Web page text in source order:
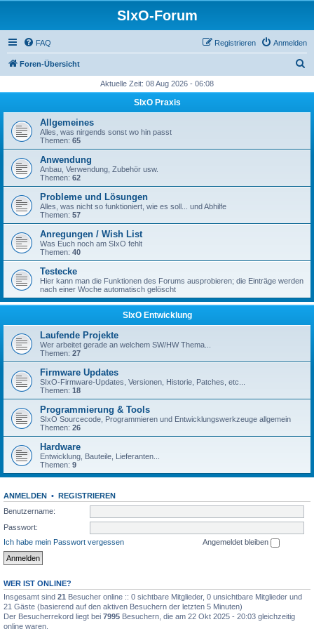
SIxO-Forum
FAQ Anmelden
Registrieren
Foren-Übersicht
h
Aktuelle Zeit: 08 Aug 2026 - 06:08
SIxO Praxis
Allgemeines
Alles, was nirgends sonst wo hin passt
Themen: 65
Anwendung
Anbau, Verwendung, Zubehör usw.
Themen: 62
Probleme und Lösungen
Alles, was nicht so funktioniert, wie es soll... und Abhilfe
Themen: 57
Anregungen / Wish List
Was Euch noch am SIxO fehlt
Themen: 40
Testecke
Hier kann man die Funktionen des Forums ausprobieren; die Einträge werden
nach einer Woche automatisch gelöscht
SIxO Entwicklung
Laufende Projekte
Wer arbeitet gerade an welchem SW/HW Thema...
Themen: 27
Firmware Updates
SIxO-Firmware-Updates, Versionen, Historie, Patches, etc...
Themen: 18
Programmierung & Tools
SIxO Sourcecode, Programmieren und Entwicklungswerkzeuge allgemein
Themen: 26
Hardware
Entwicklung, Bauteile, Lieferanten...
Themen: 9
ANMELDEN • REGISTRIEREN
Benutzername:
Passwort:
Ich habe mein Passwort vergessen
Angemeldet bleiben
WER IST ONLINE?
Insgesamt sind 21 Besucher online :: 0 sichtbare Mitglieder, 0 unsichtbare Mitglieder und
21 Gäste (basierend auf den aktiven Besuchern der letzten 5 Minuten)
Der Besucherrekord liegt bei 7995 Besuchern, die am 22 Okt 2025 - 20:03 gleichzeitig
online waren.